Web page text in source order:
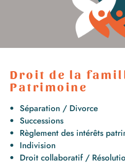
Droit de la
Patrimoine
Séparation / Divorce
Successions
Règlement des intérêts
Indivision
Droit collaboratif /